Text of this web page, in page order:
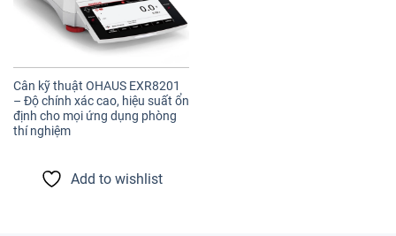
Cân kỹ thuật OHAUS EXR8201
– Độ chính xác cao, hiệu suất ổn
định cho mọi ứng dụng phòng
thí nghiệm
Add to wishlist